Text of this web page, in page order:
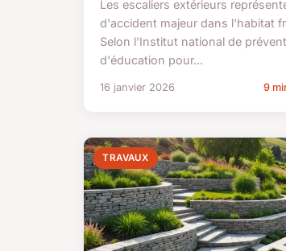
Les escaliers extérieurs
d'accident majeur dans l'habitat
Selon l'Institut national de
d'éducation pour...
16 janvier 2026 9
TRAVAUX